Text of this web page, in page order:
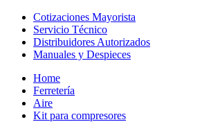
Cotizaciones Mayorista
Servicio Técnico
Distribuidores Autorizados
Manuales y Despieces
Home
Ferretería
Aire
Kit para compresores